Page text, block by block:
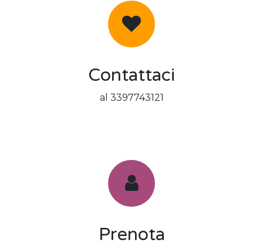
Contattaci
al 3397743121
Prenota